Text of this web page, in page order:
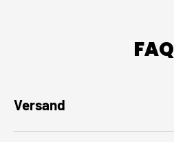
FAQ
Versand